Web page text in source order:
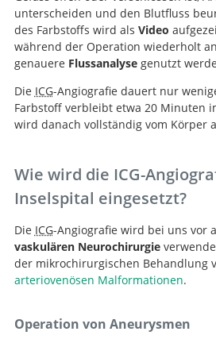
unterscheiden und den Blutfluss
des Farbstoffs wird als Video
während der Operation wiederholt
genauere Flussanalyse genutzt
Die ICG-Angiografie dauert nur
Farbstoff verbleibt etwa 20 Minuten
wird danach vollständig vom Körper
Wie wird die ICG-
Inselspital eingesetzt?
Die ICG-Angiografie wird bei uns vor
vaskulären Neurochirurgie
der mikrochirurgischen Behandlung
arteriovenösen Malformationen.
Operation von Aneurysmen